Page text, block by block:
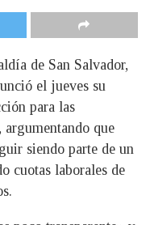
de San Salvador,
el jueves su
para las
argumentando que
siendo parte de un
cuotas laborales de